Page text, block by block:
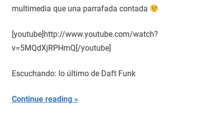
multimedia que una parrafada contada
[youtube]http://www.youtube.com/watch?
v=5MQdXjRPHmQ[/youtube]
Escuchando: lo último de Daft Funk
Continue reading